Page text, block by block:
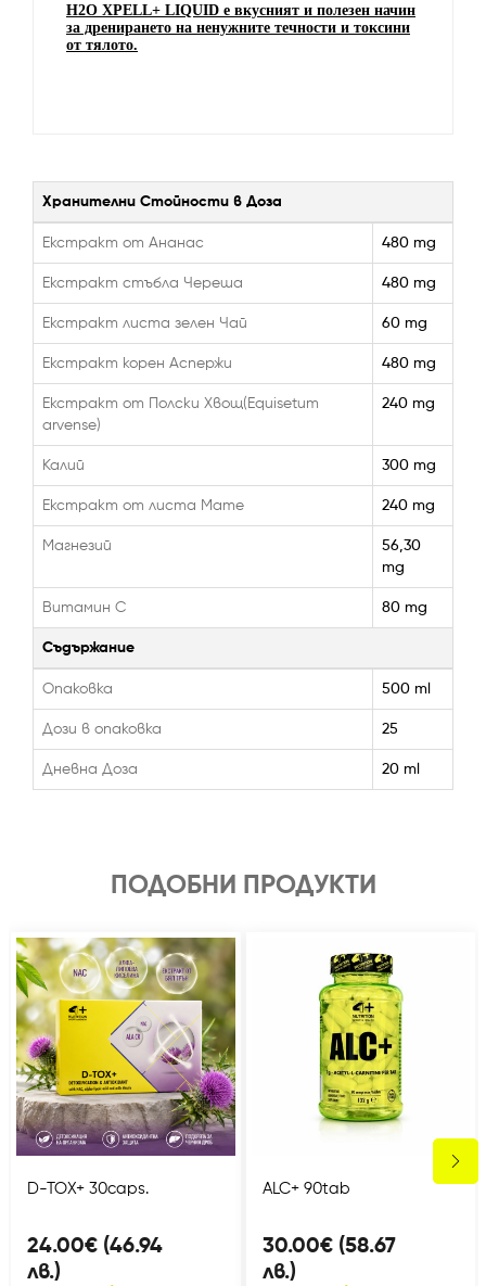
H2O XPELL+ LIQUID е вкусният и полезен начин
за дренирането на ненужните течности и токсини
от тялото.
Хранителни Стойности в Доза
Екстракт от Ананас 480 mg
Екстракт стъбла Череша 480 mg
Екстракт листа зелен Чай 60 mg
Екстракт корен Аспержи 480 mg
Екстракт от Полски Хвощ(Equisetum
arvense)
240 mg
Калий 300 mg
Екстракт от листа Мате 240 mg
Магнезий
56,30
mg
Витамин C 80 mg
Съдържание
Опаковка 500 ml
Дози в опаковка 25
Дневна Доза 20 ml
ПОДОБНИ ПРОДУКТИ
D-TOX+ 30caps.
24.00€ (46.94
лв.)
ALC+ 90tab
30.00€ (58.67
лв.)